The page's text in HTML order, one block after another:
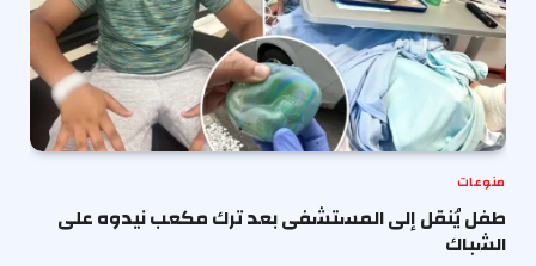
منوعات
طفل يُنقل إلى المستشفى بعد ترك مكعب نيدوه على
الشباك